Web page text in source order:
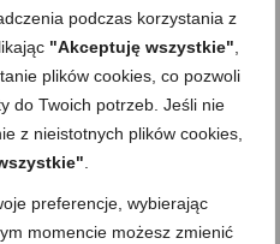
podczas korzystania z
"Akceptuję wszystkie"
plików cookies, co pozwoli
do Twoich potrzeb. Jeśli nie
z nieistotnych plików cookies,
preferencje, wybierając
momencie możesz zmienić
Zupa kurkowa z
Zapiekany naleśnik z
mięsem i pieczarkami. I
Kotlety ruskie
Najprostszy klasyczny
chlebek bananowy